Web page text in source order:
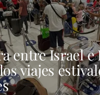
entre Israel e
viajes